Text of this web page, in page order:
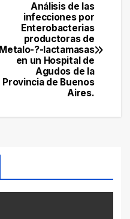
Análisis de las
infecciones por
Enterobacterias
productoras de
Metalo-?-lactamasas
en un Hospital de
Agudos de la
Provincia de Buenos
Aires.